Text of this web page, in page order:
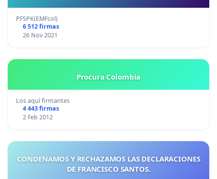
PFSPK(EMFcol)
6 512 firmas
26 Nov 2021
Procura Colombia
Los aquí firmantes
4 443 firmas
2 Feb 2012
CONDENAMOS Y RECHAZAMOS LAS DECLARACIONES
DE FRANCISCO SANTOS.